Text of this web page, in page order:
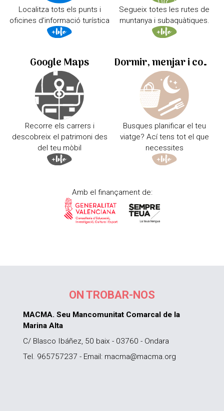
Localitza tots els punts i
oficines d'informació turística
Segueix totes les rutes de
muntanya i subaquàtiques.
Google Maps
Recorre els carrers i
descobreix el patrimoni des
del teu mòbil
Dormir, menjar i comprar
Busques planificar el teu
viatge? Ací tens tot el que
necessites
Amb el finançament de:
ON TROBAR-NOS
MACMA. Seu Mancomunitat Comarcal de la
Marina Alta
C/ Blasco Ibáñez, 50 baix - 03760 - Ondara
Tel. 965757237 - Email: macma@macma.org